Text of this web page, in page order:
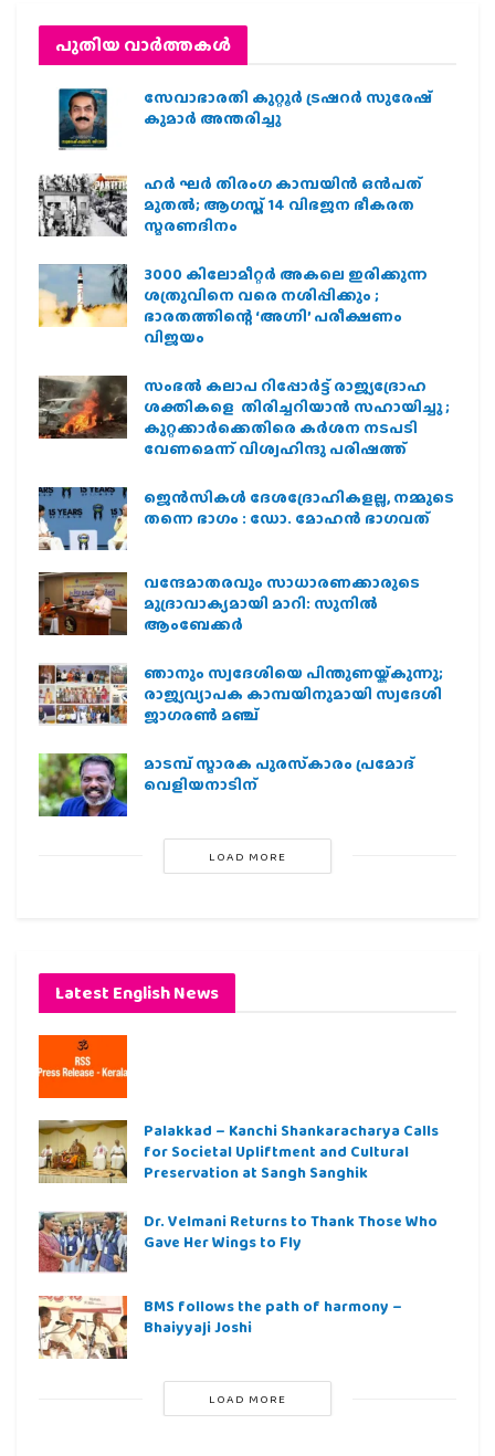
പുതിയ വാര്‍ത്തകള്‍
സേവാഭാരതി കുറ്റൂർ ട്രഷറർ സുരേഷ്
കുമാർ അന്തരിച്ചു
ഹര്‍ ഘര്‍ തിരംഗ കാമ്പയിന്‍ ഒന്‍പത്
മുതല്‍; ആഗസ്ത് 14 വിഭജന ഭീകരത
സ്മരണദിനം
3000 കിലോമീറ്റർ അകലെ ഇരിക്കുന്ന
ശത്രുവിനെ വരെ നശിപ്പിക്കും ;
ഭാരതത്തിന്റെ ‘അഗ്നി’ പരീക്ഷണം
വിജയം
സംഭൽ കലാപ റിപ്പോർട്ട് രാജ്യദ്രോഹ
ശക്തികളെ തിരിച്ചറിയാൻ സഹായിച്ചു ;
കുറ്റക്കാർക്കെതിരെ കർശന നടപടി
വേണമെന്ന് വിശ്വഹിന്ദു പരിഷത്ത്
ജെന്‍സികള്‍ ദേശദ്രോഹികളല്ല, നമ്മുടെ
തന്നെ ഭാഗം : ഡോ. മോഹന്‍ ഭാഗവത്
വന്ദേമാതരവും സാധാരണക്കാരുടെ
മുദ്രാവാക്യമായി മാറി: സുനിൽ
ആംബേക്കർ
ഞാനും സ്വദേശിയെ പിന്തുണയ്ക്കുന്നു;
രാജ്യവ്യാപക കാമ്പയിനുമായി സ്വദേശി
ജാഗരണ്‍ മഞ്ച്
മാടമ്പ് സ്മാരക പുരസ്‌കാരം പ്രമോദ്
വെളിയനാടിന്
LOAD MORE
Latest English News
Palakkad – Kanchi Shankaracharya Calls
for Societal Upliftment and Cultural
Preservation at Sangh Sanghik
Dr. Velmani Returns to Thank Those Who
Gave Her Wings to Fly
BMS follows the path of harmony –
Bhaiyyaji Joshi
LOAD MORE